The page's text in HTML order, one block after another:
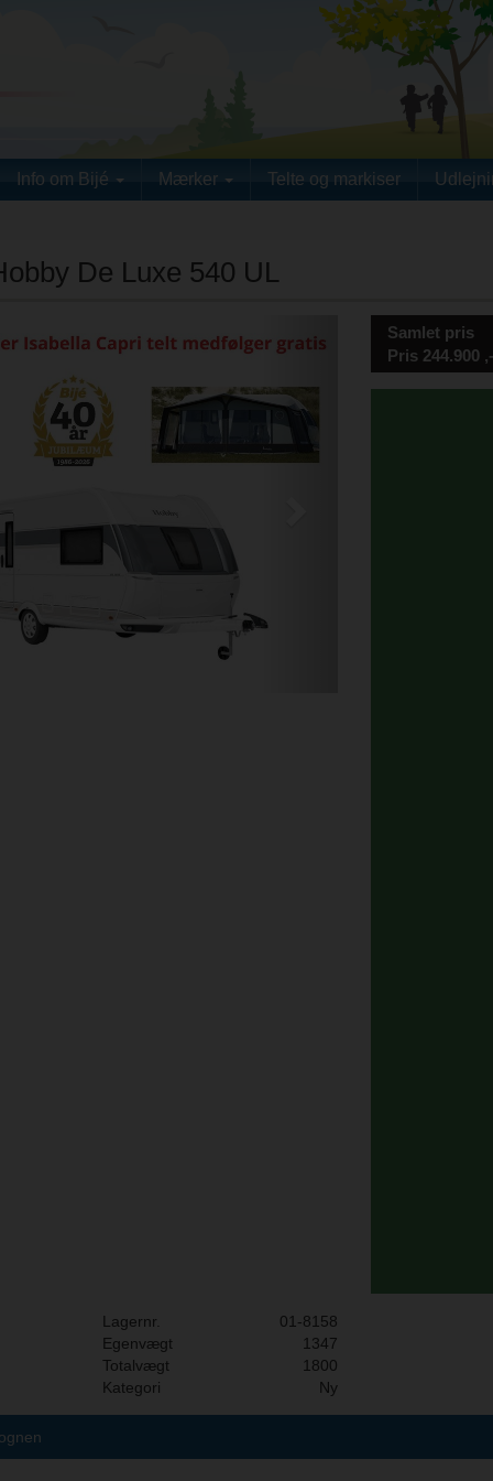
Info om Bijé Mærker Telte og markiser
De Luxe 540 UL
Samlet pris
Pris 244.900 ,-
Lagernr.
01-8158
Egenvægt
1347
Totalvægt
1800
Kategori
Ny